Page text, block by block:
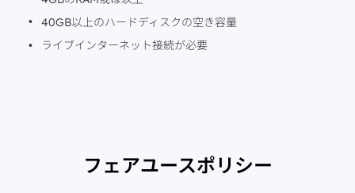
40GB以上のハードディスクの空き容量
ライブインターネット接続が必要
フェアユースポリシー